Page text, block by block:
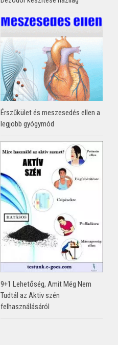
Érszűkület és meszesedés ellen a
legjobb gyógymód
9+1 Lehetőség, Amit Még Nem
Tudtál az Aktiv szén
felhasználásáról